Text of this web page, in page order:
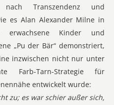
nach Transzendenz und
es Alan Alexander Milne in
erwachsene Kinder und
„Pu der Bär“ demonstriert,
inzwischen nicht nur unter
Farb-Tarn-Strategie für
entwickelt wurde:
zu; es war schier außer sich,